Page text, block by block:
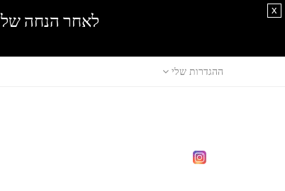
ההגדרות שלי
לאחר הנחה של 30% נוספים, אין מכירה סיטונאית.SPRING SALE
x